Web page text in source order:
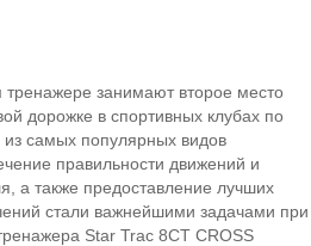
тренажере занимают второе место
дорожке в спортивных клубах по
самых популярных видов
правильности движений и
а также предоставление лучших
стали важнейшими задачами при
Star Trac 8CT СROSS